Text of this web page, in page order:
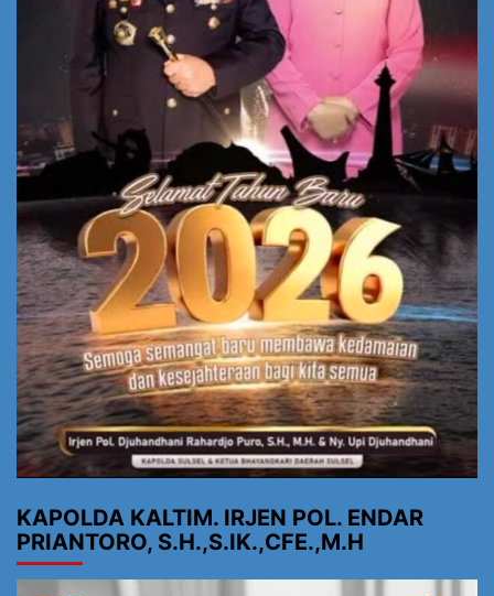
KAPOLDA KALTIM. IRJEN POL. ENDAR
PRIANTORO, S.H.,S.IK.,CFE.,M.H